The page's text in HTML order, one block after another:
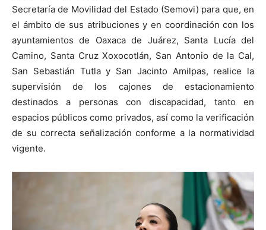
Secretaría de Movilidad del Estado (Semovi) para que, en
el ámbito de sus atribuciones y en coordinación con los
ayuntamientos de Oaxaca de Juárez, Santa Lucía del
Camino, Santa Cruz Xoxocotlán, San Antonio de la Cal,
San Sebastián Tutla y San Jacinto Amilpas, realice la
supervisión de los cajones de estacionamiento
destinados a personas con discapacidad, tanto en
espacios públicos como privados, así como la verificación
de su correcta señalización conforme a la normatividad
vigente.